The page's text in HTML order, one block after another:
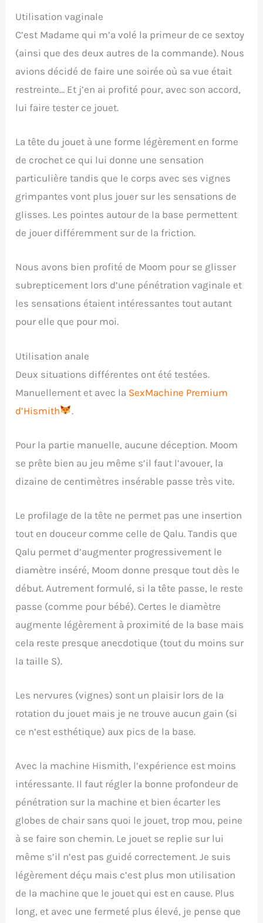
Utilisation vaginale
C’est Madame qui m’a volé la primeur de ce sextoy
(ainsi que des deux autres de la commande). Nous
avions décidé de faire une soirée où sa vue était
restreinte… Et j’en ai profité pour, avec son accord,
lui faire tester ce jouet.
La tête du jouet à une forme légèrement en forme
de crochet ce qui lui donne une sensation
particulière tandis que le corps avec ses vignes
grimpantes vont plus jouer sur les sensations de
glisses. Les pointes autour de la base permettent
de jouer différemment sur de la friction.
Nous avons bien profité de Moom pour se glisser
subrepticement lors d’une pénétration vaginale et
les sensations étaient intéressantes tout autant
pour elle que pour moi.
Utilisation anale
Deux situations différentes ont été testées.
Manuellement et avec la SexMachine Premium
d’Hismith
.
Pour la partie manuelle, aucune déception. Moom
se prête bien au jeu même s’il faut l’avouer, la
dizaine de centimètres insérable passe très vite.
Le profilage de la tête ne permet pas une insertion
tout en douceur comme celle de Qalu. Tandis que
Qalu permet d’augmenter progressivement le
diamètre inséré, Moom donne presque tout dès le
début. Autrement formulé, si la tête passe, le reste
passe (comme pour bébé). Certes le diamètre
augmente légèrement à proximité de la base mais
cela reste presque anecdotique (tout du moins sur
la taille S).
Les nervures (vignes) sont un plaisir lors de la
rotation du jouet mais je ne trouve aucun gain (si
ce n’est esthétique) aux pics de la base.
Avec la machine Hismith, l’expérience est moins
intéressante. Il faut régler la bonne profondeur de
pénétration sur la machine et bien écarter les
globes de chair sans quoi le jouet, trop mou, peine
à se faire son chemin. Le jouet se replie sur lui
même s’il n’est pas guidé correctement. Je suis
légèrement déçu mais c’est plus mon utilisation
de la machine que le jouet qui est en cause. Plus
long, et avec une fermeté plus élevé, je pense que